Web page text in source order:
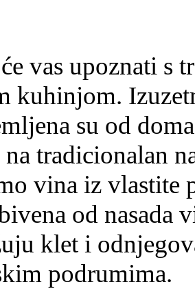
vas upoznati s
kuhinjom.
su od
tradicionalan
vina iz vlastite
od nasada
klet i
podrumima.